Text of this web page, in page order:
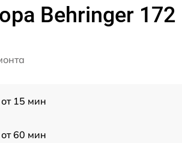
Behringer
от 15 мин
от 60 мин